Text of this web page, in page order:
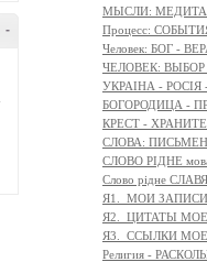
-
МЫСЛИ:
Процесс:
Человек: БОГ -
ЧЕЛОВЕК:
УКРАІНА - РОСІЯ
БОГОРОДИЦА -
КРЕСТ -
СЛОВА:
СЛОВО РІДНЕ
Слово рідне
Я1._МОИ
Я2._ЦИТАТЫ
Я3._ССЫЛКИ
Религия -